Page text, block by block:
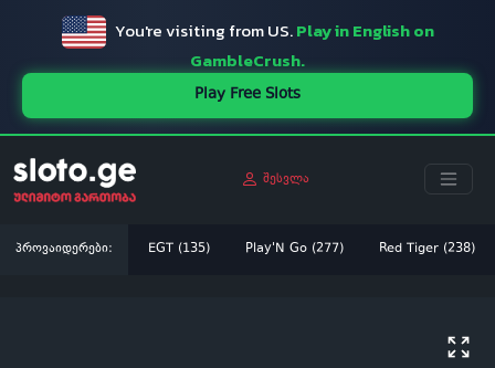
You're visiting from US.Play in English on
GambleCrush.
Play Free Slots
შესვლა
პროვაიდერები: EGT (135) Play'N Go (277) Red Tiger (238)